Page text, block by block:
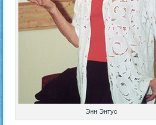
Энн Энтус